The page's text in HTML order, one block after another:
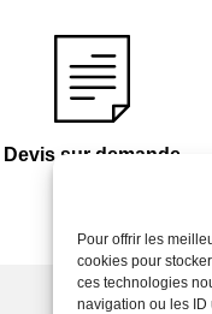
Pour offrir les
cookies pour
ces technologies
navigation ou les ID
Devis sur demande